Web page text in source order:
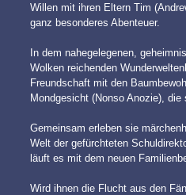
Willen mit ihren Eltern Tim
ganz besonderes Abenteuer.
In dem nahegelegenen,
Wolken reichenden
Freundschaft mit den
Mondgesicht (Nonso Anozie),
Gemeinsam erleben sie
Welt der gefürchteten
läuft es mit dem neuen
Wird ihnen die Flucht aus den